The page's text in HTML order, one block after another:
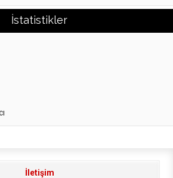
İstatistikler
İletişim